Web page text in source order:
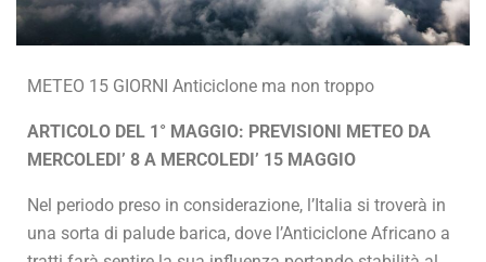
METEO 15 GIORNI Anticiclone ma non troppo
ARTICOLO DEL 1° MAGGIO: PREVISIONI METEO DA
MERCOLEDI’ 8 A MERCOLEDI’ 15 MAGGIO
Nel periodo preso in considerazione, l’Italia si troverà in
una sorta di palude barica, dove l’Anticiclone Africano a